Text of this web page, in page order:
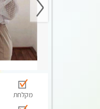
מקלחת